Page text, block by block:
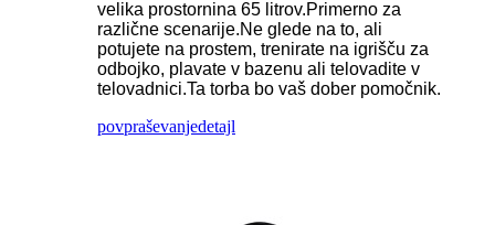
velika prostornina 65 litrov.Primerno za
različne scenarije.Ne glede na to, ali
potujete na prostem, trenirate na igrišču za
odbojko, plavate v bazenu ali telovadite v
telovadnici.Ta torba bo vaš dober pomočnik.
povpraševanjedetajl